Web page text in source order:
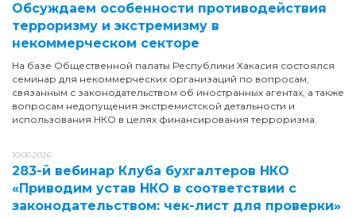
Обсуждаем особенности противодействия
терроризму и экстремизму в
некоммерческом секторе
На базе Общественной палаты Республики Хакасия состоялся
семинар для некоммерческих организаций по вопросам,
связанным с законодательством об иностранных агентах, а также
вопросам недопущения экстремистской детальности и
использования НКО в целях финансирования терроризма.
10.06.2026
283-й вебинар Клуба бухгалтеров НКО
«Приводим устав НКО в соответствии с
законодательством: чек-лист для проверки»